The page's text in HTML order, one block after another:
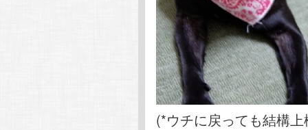
(*ウチに戻っても結構